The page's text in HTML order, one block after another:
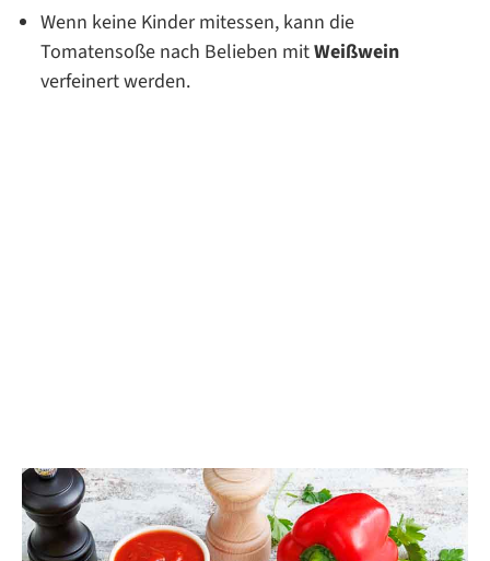
Wenn keine Kinder mitessen, kann die
Tomatensoße nach Belieben mitWeißwein
verfeinert werden.